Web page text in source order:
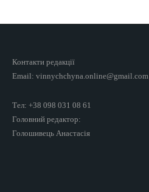
Контакти редакції
Email: vinnychchyna.online@gmail.com
Тел: +38 098 031 08 61
Головний редактор:
Голошивець Анастасія